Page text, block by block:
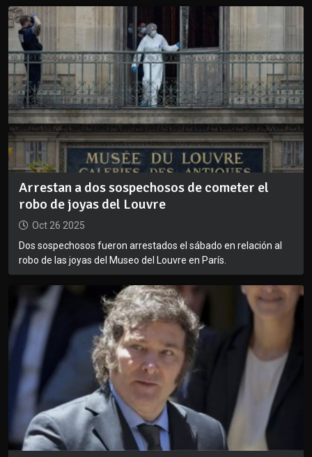
Arrestan a dos sospechosos de cometer el
robo de joyas del Louvre
Oct 26 2025
Dos sospechosos fueron arrestados el sábado en relación al
robo de las joyas del Museo del Louvre en París.